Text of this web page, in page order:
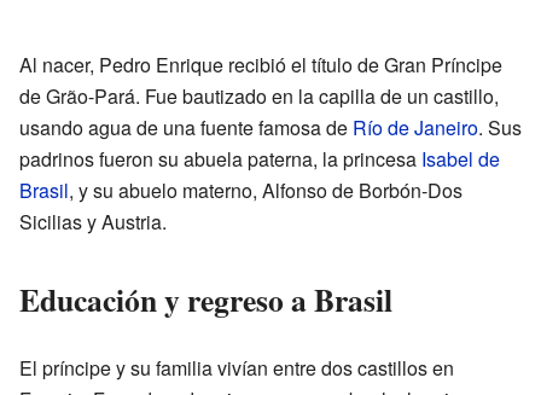
Al nacer, Pedro Enrique recibió el título de Gran Príncipe
de Grão-Pará. Fue bautizado en la capilla de un castillo,
usando agua de una fuente famosa de Río de Janeiro. Sus
padrinos fueron su abuela paterna, la princesa Isabel de
Brasil, y su abuelo materno, Alfonso de Borbón-Dos
Sicilias y Austria.
Educación y regreso a Brasil
El príncipe y su familia vivían entre dos castillos en